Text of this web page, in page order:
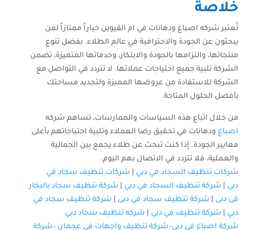
خلاصة
تُعتبر شركه اصباغ ودهانات في ام القيوين خياراً ممتازاً لمن
يبحثون عن الجودة والاحترافية في عالم الطلاء. بفضل تنوع
منتجاتها، والتزامها بالجودة والابتكار، وخدماتها المتميزة، تضمن
الشركة تلبية جميع احتياجات عملائها. لا تتردد في التواصل مع
الشركة للاستفادة من عروضها المميزة ولتجديد مساحتك
بأفضل الحلول المتاحة.
من خلال اتباع هذه السياسات والممارسات، تساهم شركه
اصباغ ودهانات في تحقيق رضا العملاء وتلبية احتياجاتهم بأعلى
معايير الجودة. إذا كنت تبحث عن طلاء يجمع بين الجمالية
والعملية، فلا تتردد في الاتصال بهم اليوم.
شركات تنظيف السجاد في دبي
شركات تنظيف سجاد في
دبي
شركة تنظيف السجاد في دبي
شركة تنظيف سجاد بالبخار
فى دبى
شركة تنظيف سجاد فى دبى
شركة تنظيف سجاد في
دبي
شركة تنظيف في دبي
شركه تنظيف سجاد دبي
شركة اصباغ في دبي–شركة تنظيف واجهات فى عجمان –شركة